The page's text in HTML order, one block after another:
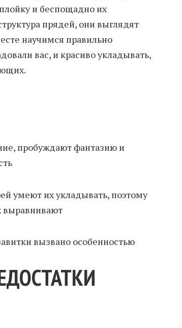
и беспощадно их
прядей, они выглядят
научимся правильно
вас, и красиво укладывать,
пробуждают фантазию и
умеют их укладывать, поэтому
выравнивают
вызвано особенностью